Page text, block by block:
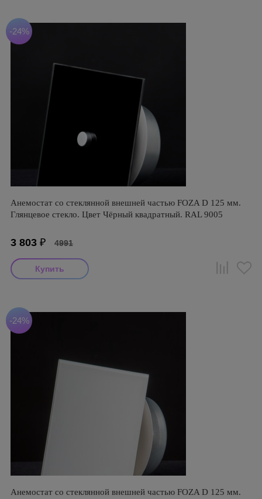
-24%
Анемостат со стеклянной внешней частью FOZA D 125 мм.
Глянцевое стекло. Цвет Чёрный квадратный. RAL 9005
3 803 ₽ 4991
-24%
Анемостат со стеклянной внешней частью FOZA D 125 мм.